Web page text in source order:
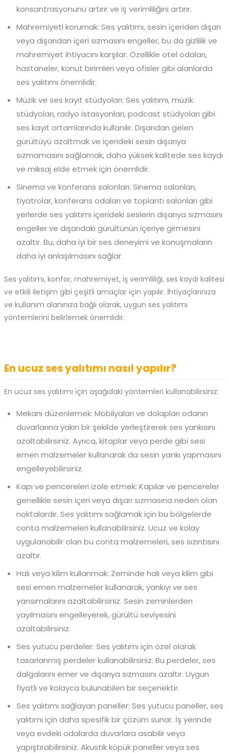
konsantrasyonunu artırır ve iş verimliliğini artırır.
Mahremiyeti korumak: Ses yalıtımı, sesin içeriden dışarı
veya dışarıdan içeri sızmasını engeller, bu da gizlilik ve
mahremiyet ihtiyacını karşılar. Özellikle otel odaları,
hastaneler, konut birimleri veya ofisler gibi alanlarda
ses yalıtımı önemlidir.
Müzik ve ses kayıt stüdyoları: Ses yalıtımı, müzik
stüdyoları, radyo istasyonları, podcast stüdyoları gibi
ses kayıt ortamlarında kullanılır. Dışarıdan gelen
gürültüyü azaltmak ve içerideki sesin dışarıya
sızmamasını sağlamak, daha yüksek kalitede ses kaydı
ve miksaj elde etmek için önemlidir.
Sinema ve konferans salonları: Sinema salonları,
tiyatrolar, konferans odaları ve toplantı salonları gibi
yerlerde ses yalıtımı içerideki seslerin dışarıya sızmasını
engeller ve dışarıdaki gürültünün içeriye girmesini
azaltır. Bu, daha iyi bir ses deneyimi ve konuşmaların
daha iyi anlaşılmasını sağlar.
Ses yalıtımı, konfor, mahremiyet, iş verimliliği, ses kaydı kalitesi
ve etkili iletişim gibi çeşitli amaçlar için yapılır. İhtiyaçlarınıza
ve kullanım alanınıza bağlı olarak, uygun ses yalıtımı
yöntemlerini belirlemek önemlidir.
En ucuz ses yalıtımı nasıl yapılır?
En ucuz ses yalıtımı için aşağıdaki yöntemleri kullanabilirsiniz:
Mekanı düzenlemek: Mobilyaları ve dolapları odanın
duvarlarına yakın bir şekilde yerleştirerek ses yankısını
azaltabilirsiniz. Ayrıca, kitaplar veya perde gibi sesi
emen malzemeler kullanarak da sesin yankı yapmasını
engelleyebilirsiniz.
Kapı ve pencereleri izole etmek: Kapılar ve pencereler
genellikle sesin içeri veya dışarı sızmasına neden olan
noktalardır. Ses yalıtımı sağlamak için bu bölgelerde
conta malzemeleri kullanabilirsiniz. Ucuz ve kolay
uygulanabilir olan bu conta malzemeleri, ses sızıntısını
azaltır.
Halı veya kilim kullanmak: Zeminde halı veya kilim gibi
sesi emen malzemeler kullanarak, yankıyı ve ses
yansımalarını azaltabilirsiniz. Sesin zeminlerden
yayılmasını engelleyerek, gürültü seviyesini
azaltabilirsiniz.
Ses yutucu perdeler: Ses yalıtımı için özel olarak
tasarlanmış perdeler kullanabilirsiniz. Bu perdeler, ses
dalgalarını emer ve dışarıya sızmasını azaltır. Uygun
fiyatlı ve kolayca bulunabilen bir seçenektir.
Ses yalıtımı sağlayan paneller: Ses yutucu paneller, ses
yalıtımı için daha spesifik bir çözüm sunar. İş yerinde
veya evdeki odalarda duvarlara asabilir veya
yapıştırabilirsiniz. Akustik köpük paneller veya ses